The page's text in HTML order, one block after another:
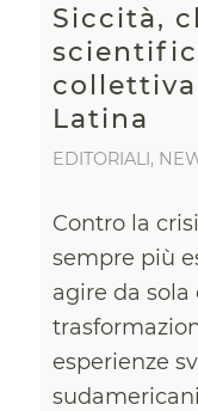
Siccità,
collettiva
Latina
EDITORIALI,
Contro la
sempre più
agire da sola
esperienze